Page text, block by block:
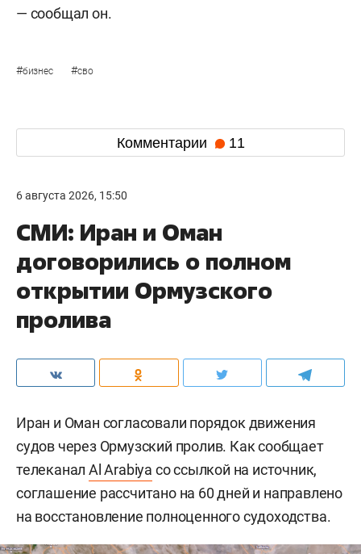
— сообщал он.
#бизнес #сво
Комментарии 11
6 августа 2026, 15:50
СМИ: Иран и Оман
договорились о полном
открытии Ормузского
пролива
Иран и Оман согласовали порядок движения
судов через Ормузский пролив. Как сообщает
телеканалAl Arabiya со ссылкой на источник,
соглашение рассчитано на 60 дней и направлено
на восстановление полноценного судоходства.